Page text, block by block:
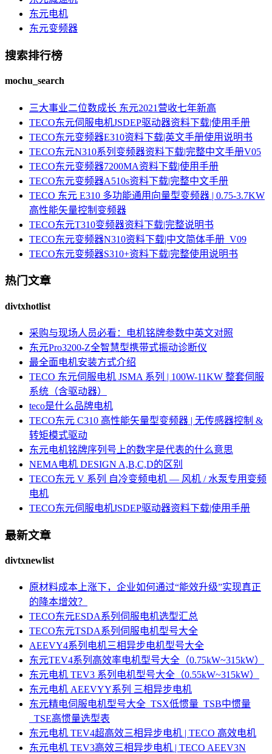
东元电机
东元变频器
搜索排行榜
mochu_search
三大事业二位数成长 东元2021营收七年新高
TECO东元伺服电机JSDEP驱动器资料下载|使用手册
TECO东元变频器E310资料下载|英文手册使用说明书
TECO东元N310系列变频器资料下载|完整中文手册V05
TECO东元变频器7200MA资料下载|使用手册
TECO东元变频器A510s资料下载|完整中文手册
TECO 东元 E310 多功能通用向量型变频器 | 0.75-3.7KW
高性能矢量控制变频器
TECO东元T310变频器资料下载|完整说明书
TECO东元变频器N310资料下载|中文简体手册_V09
TECO东元变频器S310+资料下载|完整使用说明书
热门文章
divtxhotlist
采购与现场人员必看：电机铭牌参数中英文对照
东元Pro3200-Z全智慧型携带式振动诊断仪
最全面电机安装方式介绍
TECO 东元伺服电机 JSMA 系列 | 100W-11KW 整套伺服
系统（含驱动器）
teco是什么品牌电机
TECO东元 C310 高性能矢量型变频器 | 无传感器控制 &
转矩模式驱动
东元电机铭牌序列号上的数字是代表的什么意思
NEMA电机 DESIGN A,B,C,D的区别
TECO东元 V 系列 自冷变频电机 — 风机 / 水泵专用变频
电机
TECO东元伺服电机JSDEP驱动器资料下载|使用手册
最新文章
divtxnewlist
原材料成本上涨下，企业如何通过“能效升级”实现真正
的降本增效？
TECO东元ESDA系列伺服电机选型汇总
TECO东元TSDA系列伺服电机型号大全
AEEVY4系列电机三相异步电机型号大全
东元TEV4系列高效率电机型号大全（0.75kW~315kW）
东元电机 TEV3 系列电机型号大全（0.55kW~315kW）
东元电机 AEEVYY系列 三相异步电机
东元精电伺服电机型号大全_TSX低惯量_TSB中惯量
_TSE高惯量选型表
东元电机 TEV4超高效三相异步电机 | TECO 高效电机
东元电机 TEV3高效三相异步电机 | TECO AEEV3N